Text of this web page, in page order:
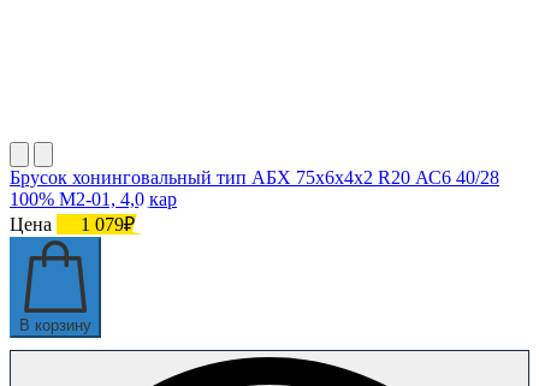
Брусок хонинговальный тип АБХ 75х6х4х2 R20 АС6 40/28
100% М2-01, 4,0 кар
Цена
1 079₽
В корзину